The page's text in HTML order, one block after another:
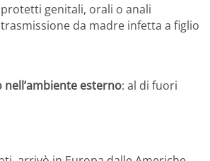
genitali, orali o anali
da madre infetta a figlio
esterno: al di fuori